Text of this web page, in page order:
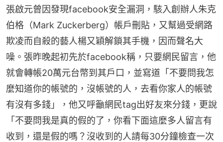
張啟元曾因發現facebook安全漏洞，駭入創辦人朱克
伯格（Mark Zuckerberg）帳戶刪貼，又幫過受網路
欺凌而自殺的藝人楊又穎解鎖其手機，因而聲名大
噪。張昨晚起初先於facebook稱，只要網民留言，他
就會轉帳20萬元台幣到其戶口，並寫道「不要問我怎
麼知道你的帳號的，沒帳號的人，去看你家人的帳號
有沒有多錢」，他又呼籲網民tag出好友來分錢，更說
「不要問我是真的假的了，你看下面這麼多人留言有
收到，還是假的嗎？沒收到的人請每30分鐘檢查一次